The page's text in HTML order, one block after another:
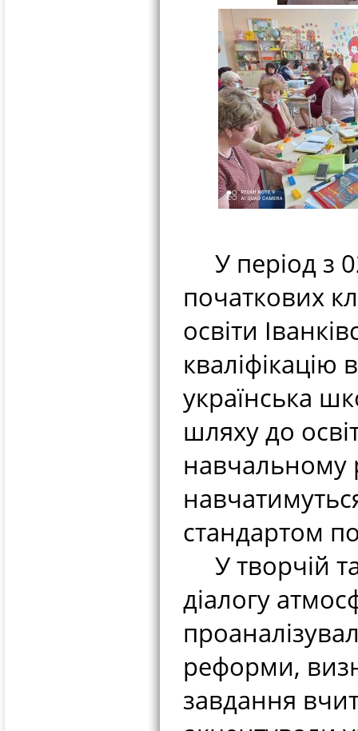
У період з
початкових
освіти
кваліфікацію
українська
шляху до
навчальному
стандартом
У творчій
діалогу
реформи,
завдання